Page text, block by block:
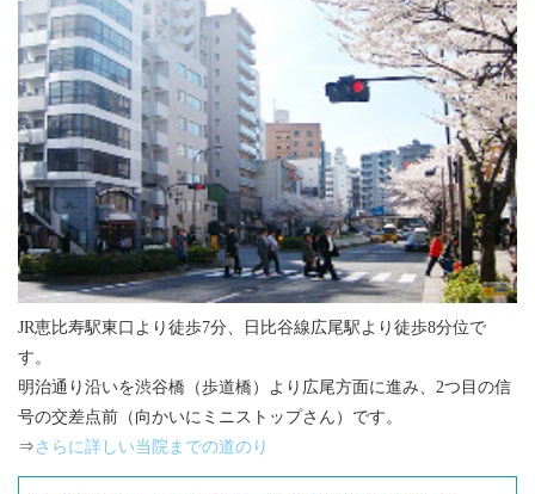
JR恵比寿駅東口より徒歩7分、日比谷線広尾駅より徒歩8分位で
す。
明治通り沿いを渋谷橋（歩道橋）より広尾方面に進み、2つ目の信
号の交差点前（向かいにミニストップさん）です。
⇒ さらに詳しい当院までの道のり